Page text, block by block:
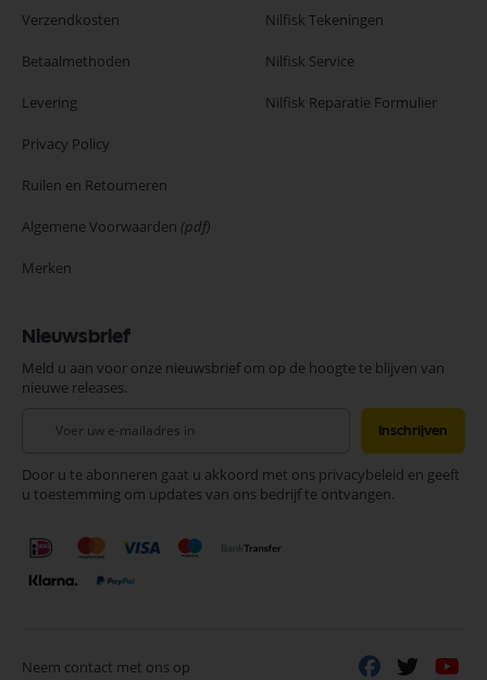
Verzendkosten
Betaalmethoden
Levering
Privacy Policy
Ruilen en Retourneren
Algemene Voorwaarden (pdf)
Merken
Nilfisk Tekeningen
Nilfisk Service
Nilfisk Reparatie Formulier
Nieuwsbrief
Meld u aan voor onze nieuwsbrief om op de hoogte te blijven van
nieuwe releases.
onze
nieuwsbrief
Inschrijven
Door u te abonneren gaat u akkoord met ons privacybeleid en geeft
u toestemming om updates van ons bedrijf te ontvangen.
Neem contact met ons op